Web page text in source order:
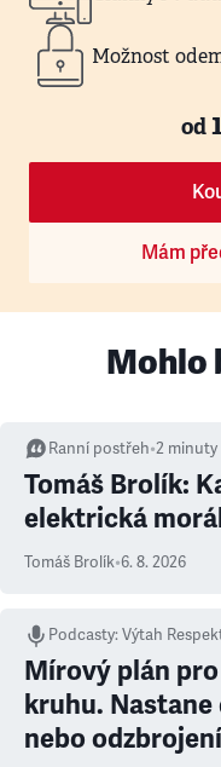
Možnost
od
Mám
Mohlo
Ranní postřeh•2 minuty
Tomáš Brolík:
elektrická
Tomáš Brolík•6. 8. 2026
Podcasty:Výtah
Mírový plán pro
kruhu.
nebo